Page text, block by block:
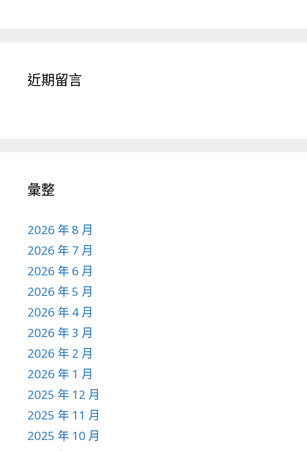
近期留言
彙整
2026 年 8 月
2026 年 7 月
2026 年 6 月
2026 年 5 月
2026 年 4 月
2026 年 3 月
2026 年 2 月
2026 年 1 月
2025 年 12 月
2025 年 11 月
2025 年 10 月